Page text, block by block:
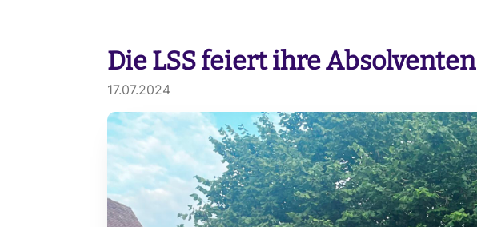
Die LSS feiert ihre Absolventen
17.07.2024